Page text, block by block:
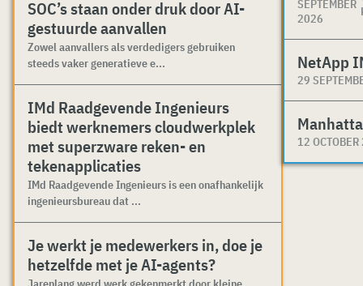
SOC’s staan onder druk door AI-
gestuurde aanvallen
Zowel aanvallers als verdedigers gebruiken
steeds vaker generatieve e...
IMd Raadgevende Ingenieurs
biedt werknemers cloudwerkplek
met superzware reken- en
tekenapplicaties
IMd Raadgevende Ingenieurs is een onafhankelijk
ingenieursbureau dat ...
Je werkt je medewerkers in, doe je
hetzelfde met je AI-agents?
SEPTEMBER
2026
NetApp
29
12